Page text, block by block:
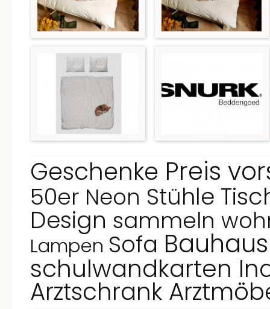
Geschenke Preis
50er Neon Stühle
Design sammeln
Lampen Sofa
schulwandkarten
Arztschrank